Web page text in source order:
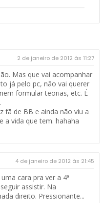
2 de janeiro de 2012 às 11:27
Mas que vai acompanhar
já pelo pc, não vai querer
formular teorias, etc. É
fã de BB e ainda não viu a
a vida que tem. hahaha
4 de janeiro de 2012 às 21:45
cara pra ver a 4ª
assistir. Na
direito. Pressionante...